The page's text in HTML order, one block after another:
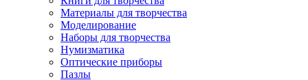
Материалы для творчества
Моделирование
Наборы для творчества
Нумизматика
Оптические приборы
Пазлы